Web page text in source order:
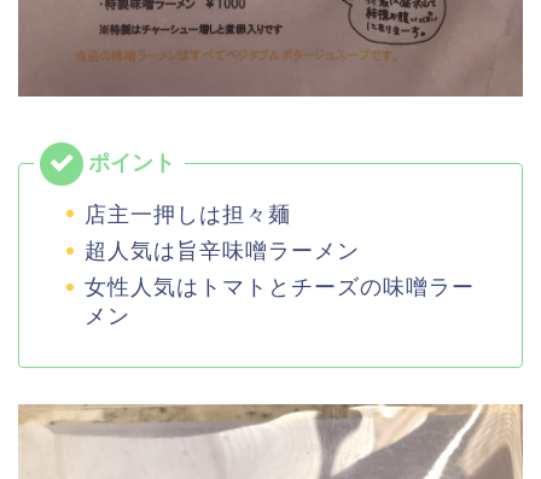
店主一押しは担々麺
超人気は旨辛味噌ラーメン
女性人気はトマトとチーズの味噌ラー
メン